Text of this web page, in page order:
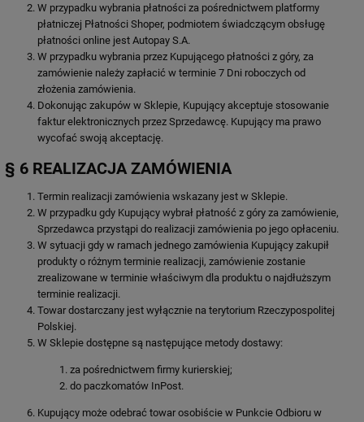
W przypadku wybrania płatności za pośrednictwem platformy
płatniczej Płatności Shoper, podmiotem świadczącym obsługę
płatności online jest Autopay S.A.
W przypadku wybrania przez Kupującego płatności z góry, za
zamówienie należy zapłacić w terminie 7 Dni roboczych od
złożenia zamówienia.
Dokonując zakupów w Sklepie, Kupujący akceptuje stosowanie
faktur elektronicznych przez Sprzedawcę. Kupujący ma prawo
wycofać swoją akceptację.
§ 6 REALIZACJA ZAMÓWIENIA
Termin realizacji zamówienia wskazany jest w Sklepie.
W przypadku gdy Kupujący wybrał płatność z góry za zamówienie,
Sprzedawca przystąpi do realizacji zamówienia po jego opłaceniu.
W sytuacji gdy w ramach jednego zamówienia Kupujący zakupił
produkty o różnym terminie realizacji, zamówienie zostanie
zrealizowane w terminie właściwym dla produktu o najdłuższym
terminie realizacji.
Towar dostarczany jest wyłącznie na terytorium Rzeczypospolitej
Polskiej.
W Sklepie dostępne są następujące metody dostawy:
za pośrednictwem firmy kurierskiej;
do paczkomatów InPost.
Kupujący może odebrać towar osobiście w Punkcie Odbioru w